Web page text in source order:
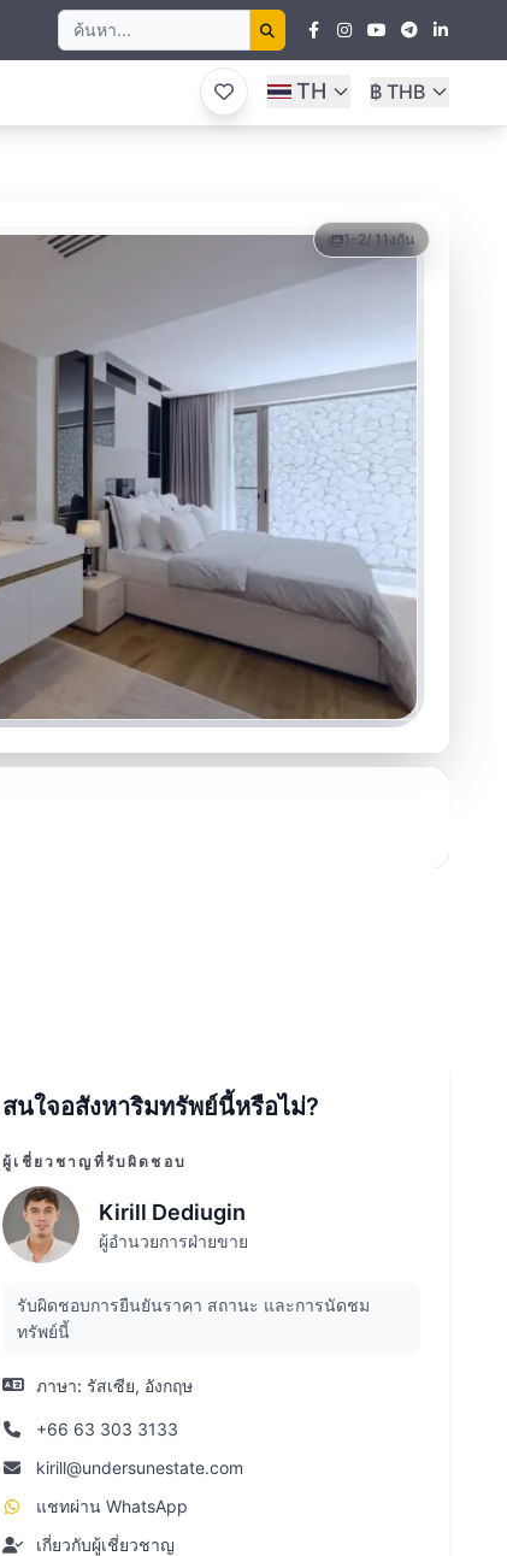
TH ฿ THB
1-2/ 11งกัน
สนใจอสังหาริมทรัพย์นี้หรือไม่?
ผู้เชี่ยวชาญที่รับผิดชอบ
Kirill Dediugin
ผู้อำนวยการฝ่ายขาย
รับผิดชอบการยืนยันราคา สถานะ และการนัดชม
ทรัพย์นี้
ภาษา: รัสเซีย, อังกฤษ
+66 63 303 3133
kirill@undersunestate.com
แชทผ่าน WhatsApp
เกี่ยวกับผู้เชี่ยวชาญ